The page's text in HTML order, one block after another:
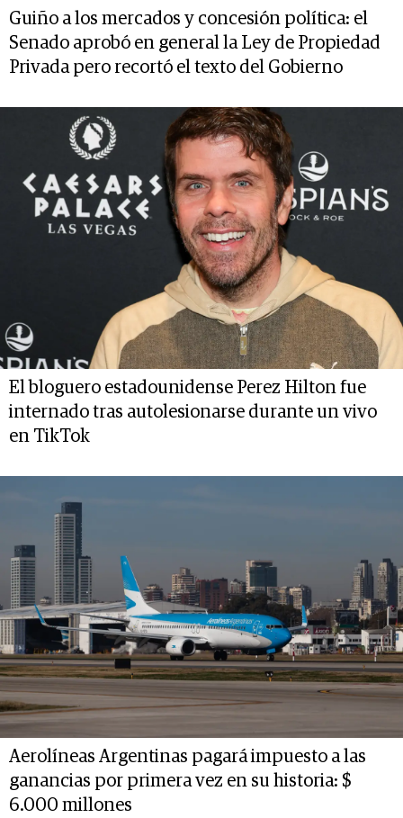
Guiño a los mercados y concesión política: el
Senado aprobó en general la Ley de Propiedad
Privada pero recortó el texto del Gobierno
El bloguero estadounidense Perez Hilton fue
internado tras autolesionarse durante un vivo
en TikTok
Aerolíneas Argentinas pagará impuesto a las
ganancias por primera vez en su historia: $
6.000 millones